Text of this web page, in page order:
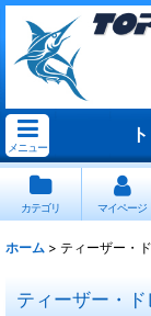
メニュー
カテゴリ マイページ
ホーム > ティーザー・
ティーザー・